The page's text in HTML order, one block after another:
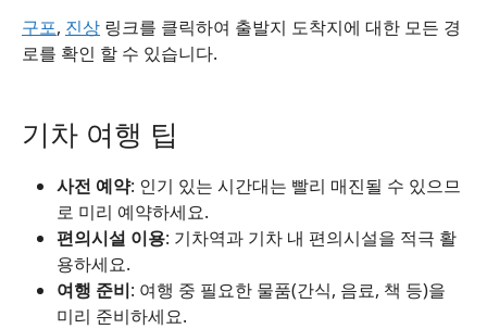
구포, 진상 링크를 클릭하여 출발지 도착지에 대한 모든 경
로를 확인 할 수 있습니다.
기차 여행 팁
사전 예약: 인기 있는 시간대는 빨리 매진될 수 있으므
로 미리 예약하세요.
편의시설 이용: 기차역과 기차 내 편의시설을 적극 활
용하세요.
여행 준비: 여행 중 필요한 물품(간식, 음료, 책 등)을
미리 준비하세요.